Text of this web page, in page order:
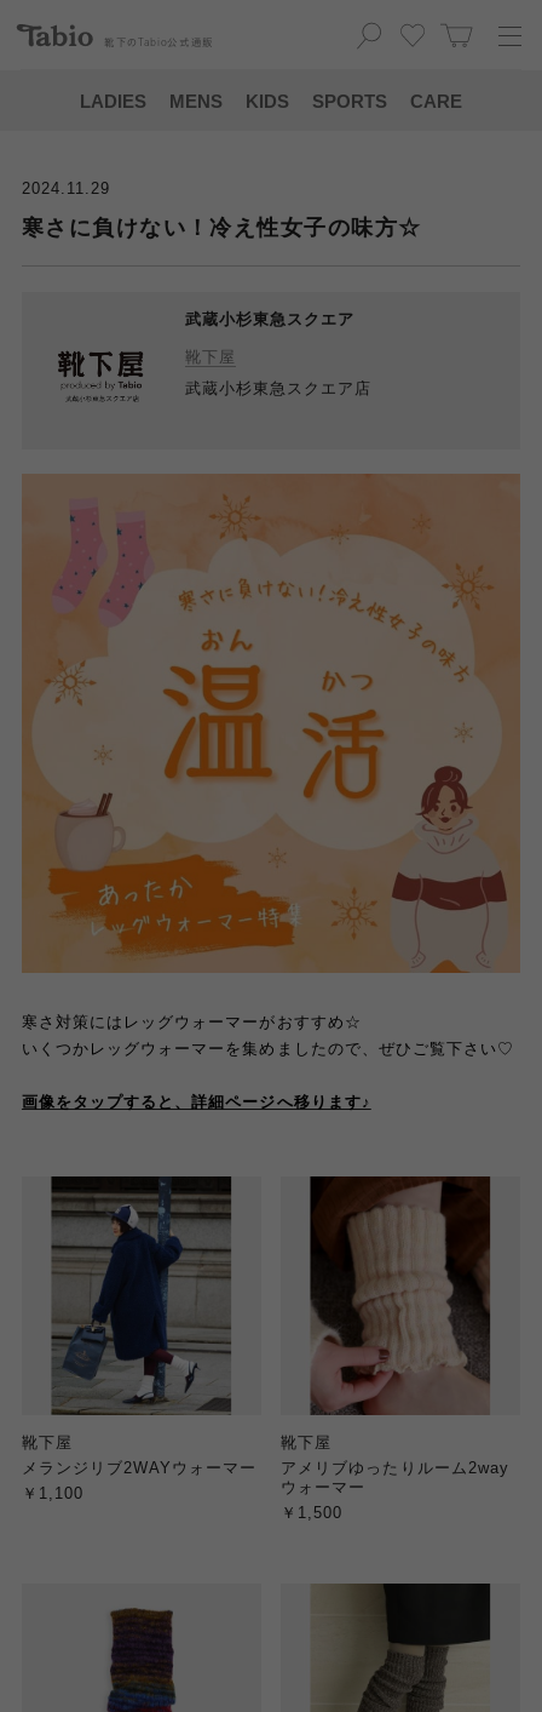
靴下の Tabio 公式通販
LADIES MENS KIDS SPORTS CARE
2024.11.29
寒さに負けない！冷え性女子の味方☆
武蔵小杉東急スクエア
靴下屋
武蔵小杉東急スクエア店
寒さ対策にはレッグウォーマーがおすすめ☆
いくつかレッグウォーマーを集めましたので、ぜひご覧下さい♡
画像をタップすると、詳細ページへ移ります♪
靴下屋
メランジリブ2WAYウォーマー
￥1,100
靴下屋
アメリブゆったりルーム2way
ウォーマー
￥1,500